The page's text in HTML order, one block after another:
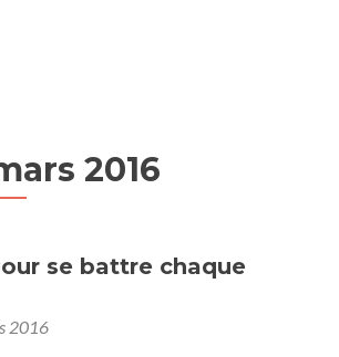
2016
se battre chaque
2016